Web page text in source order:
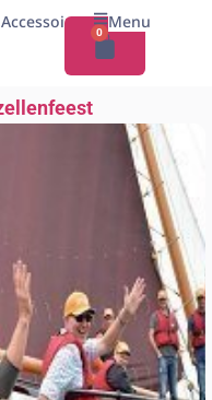
Accessoires
0
Menu